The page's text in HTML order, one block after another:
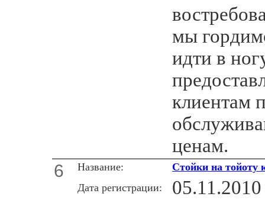
мы
идти в
клиентам
ценам.
6 Название:
Стойки на тойоту
Дата регистрации:
05.11.2010